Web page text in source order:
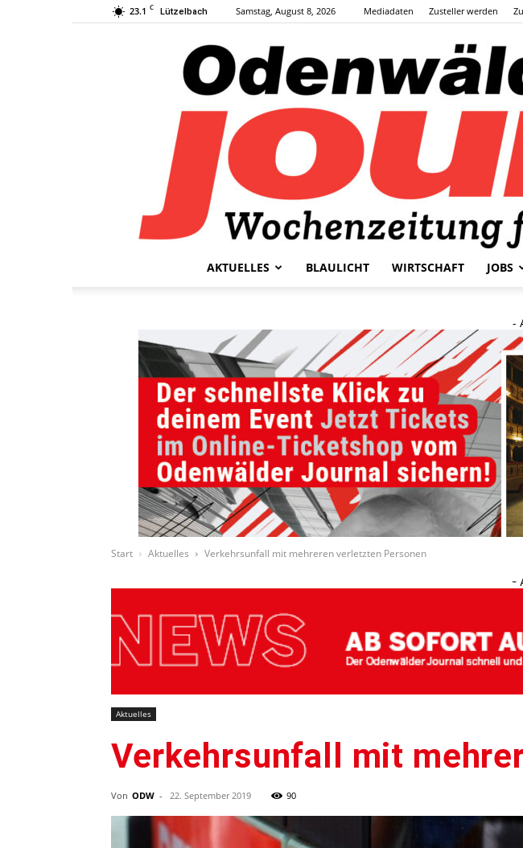
23.1 C Lützelbach Samstag, August 8, 2026 Mediadaten Zusteller werden
AKTUELLES BLAULICHT WIRTSCHAFT JOBS
-
Start Aktuelles Verkehrsunfall mit mehreren verletzten Personen
-
Aktuelles
Verkehrsunfall mit
Von ODW - 22. September 2019 90